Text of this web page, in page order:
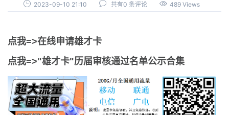
审核通过公示
2023-09-10 21:10 共有0 条评论 489 Views
点我=>在线申请雄才卡
点我=>"雄才卡"历届审核通过名单公示合集